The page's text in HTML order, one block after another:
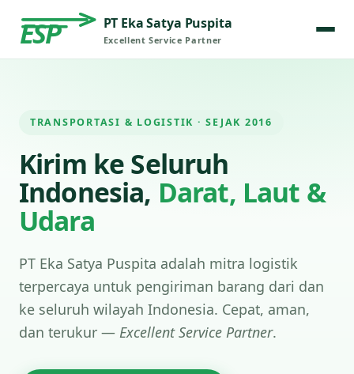
ESP PT Eka Satya Puspita
Excellent Service Partner
TRANSPORTASI & LOGISTIK · SEJAK 2016
Kirim ke Seluruh
Indonesia, Darat, Laut &
Udara
PT Eka Satya Puspita adalah mitra logistik
terpercaya untuk pengiriman barang dari dan
ke seluruh wilayah Indonesia. Cepat, aman,
dan terukur — Excellent Service Partner.